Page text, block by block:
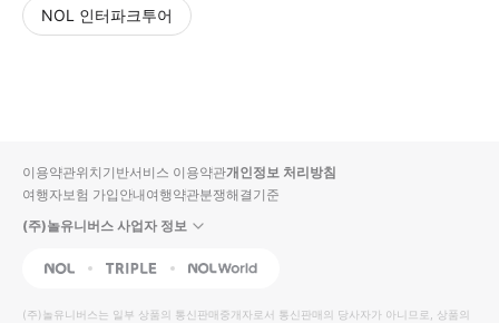
NOL 인터파크투어
입니
다.
높
동
순
상
이용약관위치기반서비스 이용약관개인정보 처리방침
여행자보험 가입안내여행약관분쟁해결기준
(주)놀유니버스 사업자 정보
NOL Triple Interpark Global
(주)놀유니버스는 일부 상품의 통신판매중개자로서 통신판매의 당사자가 아니므로, 상품의